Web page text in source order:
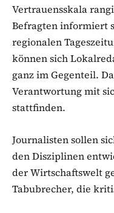
Vertrauensskala
Befragten informiert
regionalen
können sich
ganz im Gegenteil.
Verantwortung mit
stattfinden.
Journalisten sollen
den Disziplinen
der Wirtschaftswelt
Tabubrecher, die